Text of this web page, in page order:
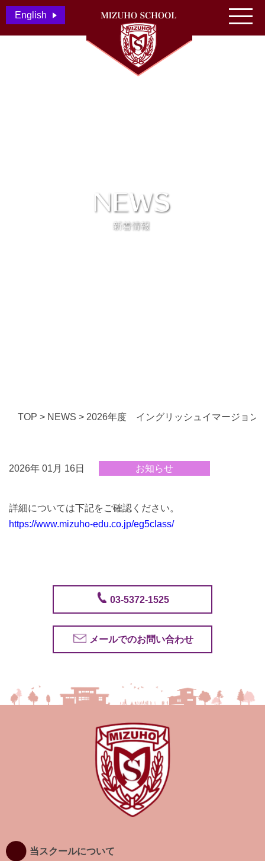
English
TOP > NEWS > 2026年度 イングリッシュイマージョン
2026年 01月 16日 お知らせ
詳細については下記をご確認ください。
https://www.mizuho-edu.co.jp/eg5class/
03-5372-1525
メールでのお問い合わせ
当スクールについて